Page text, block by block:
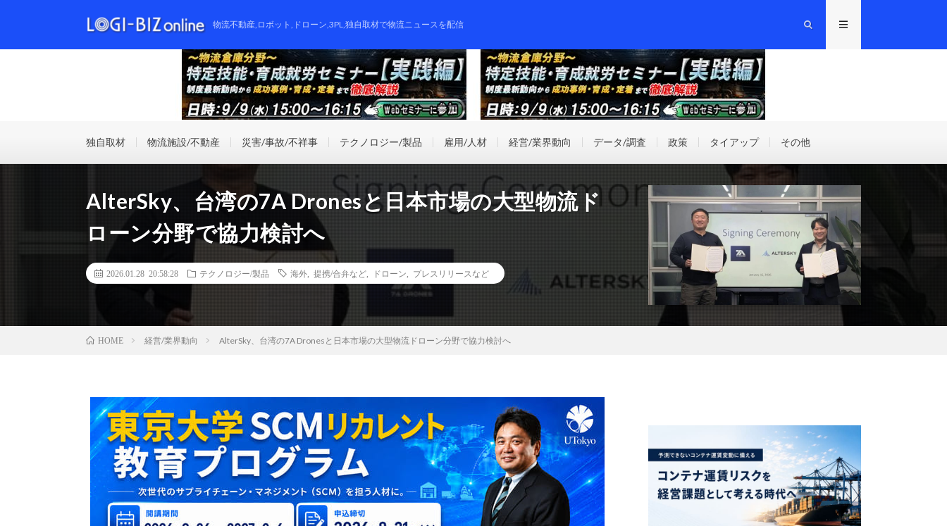
物流不動産,ロボット,ドローン,3PL,独自取材で物流ニュースを配信
独自取材 物流施設/不動産 災害/事故/不祥事 テクノロジー/製品 雇用/人材 経営/業界動向 データ/調査 政策 タイアップ その他
AlterSky、台湾の7A Dronesと日本市場の大型物流ド
ローン分野で協力検討へ
2026.01.28 20:58:28 テクノロジー/製品 海外 提携/合弁など ドローン プレスリリースなど
HOME 経営/業界動向 AlterSky、台湾の7A Dronesと日本市場の大型物流ドローン分野で協力検討へ